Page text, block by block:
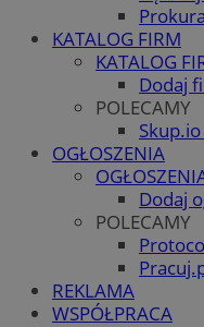
KATALOG FIRM
KATALOG
Dodaj
POLECAMY
OGŁOSZENIA
Dodaj
POLECAMY
REKLAMA
WSPÓŁPRACA